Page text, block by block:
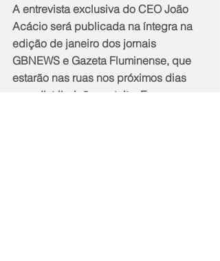
A entrevista exclusiva do CEO João
Acácio será publicada na íntegra na
edição de janeiro dos jornais
GBNEWS e Gazeta Fluminense, que
estarão nas ruas nos próximos dias
com distribuição gratuita. Essas